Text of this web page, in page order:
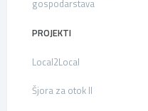
gospodarstava
PROJEKTI
Local2Local
Šjora za otok II